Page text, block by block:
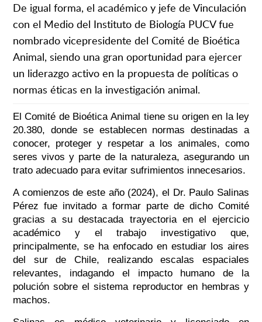
De igual forma, el académico y jefe de Vinculación
con el Medio del Instituto de Biología PUCV fue
nombrado vicepresidente del Comité de Bioética
Animal, siendo una gran oportunidad para ejercer
un liderazgo activo en la propuesta de políticas o
normas éticas en la investigación animal.
El Comité de Bioética Animal tiene su origen en la ley
20.380, donde se establecen normas destinadas a
conocer, proteger y respetar a los animales, como
seres vivos y parte de la naturaleza, asegurando un
trato adecuado para evitar sufrimientos innecesarios.
A comienzos de este año (2024), el Dr. Paulo Salinas
Pérez fue invitado a formar parte de dicho Comité
gracias a su destacada trayectoria en el ejercicio
académico y el trabajo investigativo que,
principalmente, se ha enfocado en estudiar los aires
del sur de Chile, realizando escalas espaciales
relevantes, indagando el impacto humano de la
polución sobre el sistema reproductor en hembras y
machos.